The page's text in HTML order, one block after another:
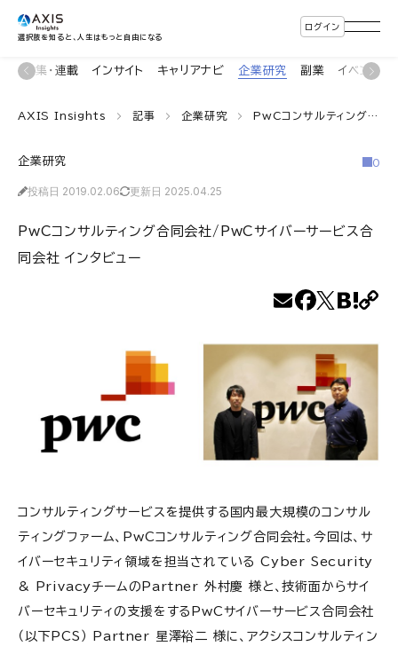
選択肢を知ると、人生はもっと自由になる
ログイン
特集・連載 インサイト キャリアナビ 企業研究 副業 イベント
AXIS Insights 記事 企業研究 PwCコンサルティング合同会社/PwCサイバーサービス合同会社 インタビュー
企業研究
投稿日 2019.02.06 更新日 2025.04.25
0
PwCコンサルティング合同会社/PwCサイバーサービス合
同会社 インタビュー
コンサルティングサービスを提供する国内最大規模のコンサル
ティングファーム、PwCコンサルティング合同会社。今回は、サ
イバーセキュリティ領域を担当されている Cyber Security
& PrivacyチームのPartner 外村慶 様と、技術面からサイ
バーセキュリティの支援をするPwCサイバーサービス合同会社
（以下PCS） Partner 星澤裕二 様に、アクシスコンサルティン